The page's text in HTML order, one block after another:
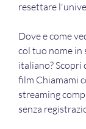
resettare
Dove e come
col tuo nome in
italiano? Scopri
film Chiamami
streaming
senza